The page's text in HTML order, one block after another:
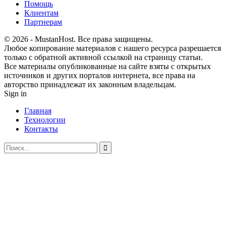
Помощь
Клиентам
Партнерам
© 2026 - MustanHost. Все права защищены.
Любое копирование материалов с нашего ресурса разрешается
только с обратной активной ссылкой на страницу статьи.
Все материалы опубликованные на сайте взяты с открытых
источников и других порталов интернета, все права на
авторство принадлежат их законным владельцам.
Sign in
Главная
Технологии
Контакты